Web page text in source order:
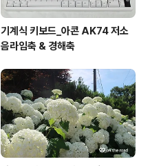
기계식 키보드_아콘 AK74 저소
음라임축 & 경해축